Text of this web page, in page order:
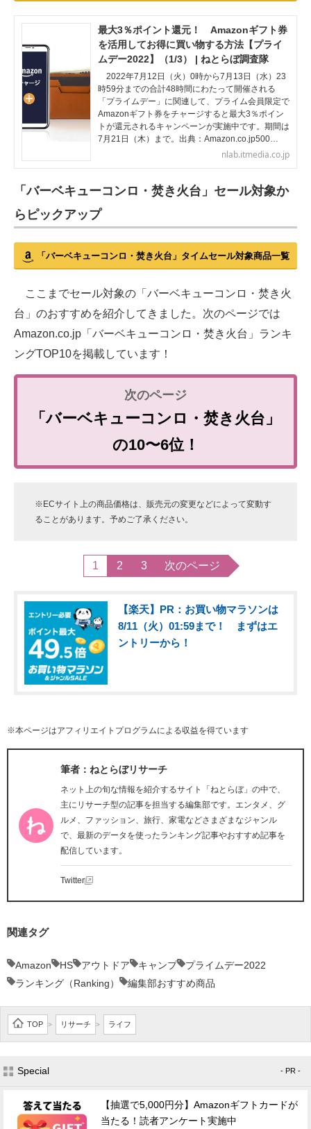
最大3％ポイント還元！ Amazonギフト券
を活用してお得に買い物する方法【プライ
ムデー2022】（1/3） | ねとらぼ調査隊
2022年7月12日（火）0時から7月13日（水）23
時59分までの合計48時間にわたって開催される
「プライムデー」に関連して、プライム会員限定で
Amazonギフト券をチャージすると最大3％ポイン
トが還元されるキャンペーンが実施中です。期間は
7月21日（木）まで。出典：Amazon.co.jp500…
nlab.itmedia.co.jp
「バーベキューコンロ・焚き火台」セール対象か
らピックアップ
「バーベキューコンロ・焚き火台」タイムセール対象商品一覧
ここまでセール対象の「バーベキューコンロ・焚き火
台」のおすすめを紹介してきました。次のページでは
Amazon.co.jp「バーベキューコンロ・焚き火台」ランキ
ングTOP10を掲載しています！
「バーベキューコンロ・焚き火台」
の10〜6位！
※ECサイト上の商品価格は、販売元の変更などによって変動す
ることがあります。予めご了承ください。
1 2 3 次のページ
【楽天】PR：お買い物マラソンは
8/11（火）01:59まで！ まずはエ
ントリーから！
※本ページはアフィリエイトプログラムによる収益を得ています
筆者：ねとらぼリサーチ
ネット上の旬な情報を紹介するサイト「ねとらぼ」の中で、
主にリサーチ型の記事を担当する編集部です。エンタメ、グ
ルメ、ファッション、旅行、家電などさまざまなジャンル
で、最新のデータを使ったランキング記事やおすすめ記事を
配信しています。
Twitter
関連タグ
Amazon HS アウトドア キャンプ
プライムデー2022
ランキング（Ranking）
編集部おすすめ商品
TOP > リサーチ > ライフ
Special - PR -
【抽選で5,000円分】Amazonギフトカードが
当たる！読者アンケート実施中